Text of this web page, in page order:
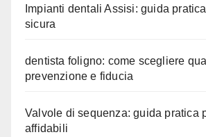
Impianti dentali Assisi: guida
sicura
dentista foligno: come scegliere
prevenzione e fiducia
Valvole di sequenza: guida pratica
affidabili